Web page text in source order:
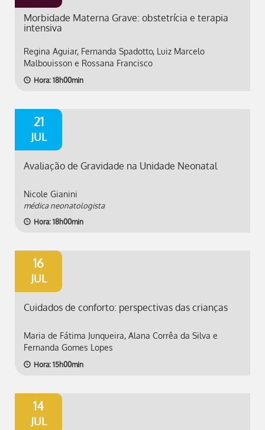
Morbidade Materna Grave: obstetrícia e terapia
intensiva
Regina Aguiar, Fernanda Spadotto, Luiz Marcelo
Malbouisson e Rossana Francisco
Hora: 18h00min
21
JUL
Avaliação de Gravidade na Unidade Neonatal
Nicole Gianini
médica neonatologista
Hora: 18h00min
16
JUL
Cuidados de conforto: perspectivas das crianças
Maria de Fátima Junqueira, Alana Corrêa da Silva e
Fernanda Gomes Lopes
Hora: 15h00min
14
JUL